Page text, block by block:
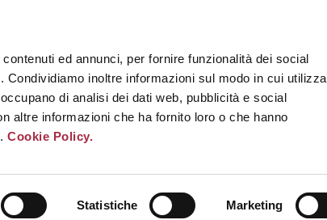
ed annunci, per fornire funzionalità dei social
Condividiamo inoltre informazioni sul modo in cui utilizza
di analisi dei dati web, pubblicità e social
altre informazioni che ha fornito loro o che hanno
Cookie Policy.
Statistiche Marketing